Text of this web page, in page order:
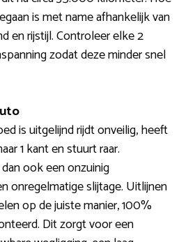
is met name afhankelijk van
en rijstijl. Controleer elke 2
zodat deze minder snel
is uitgelijnd rijdt onveilig, heeft
1 kant en stuurt raar.
ook een onzuinig
onregelmatige slijtage. Uitlijnen
op de juiste manier, 100%
Dit zorgt voor een